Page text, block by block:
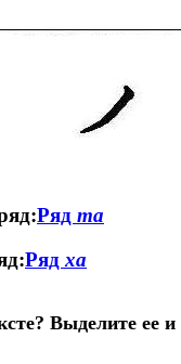
Ряд та
Ряд ха
Выделите ее